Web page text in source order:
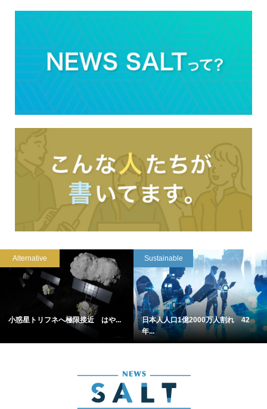
Alternative
小惑星トリフネへ極限接近 はや...
Sustainable
日本人人口1億2000万人割れ 42
年...